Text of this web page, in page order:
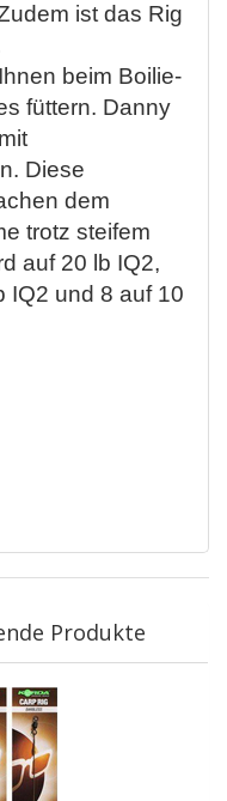
ist das Rig
beim Boilie-
füttern. Danny
Diese
dem
trotz steifem
auf 20 lb IQ2,
IQ2 und 8 auf 10
Produkte